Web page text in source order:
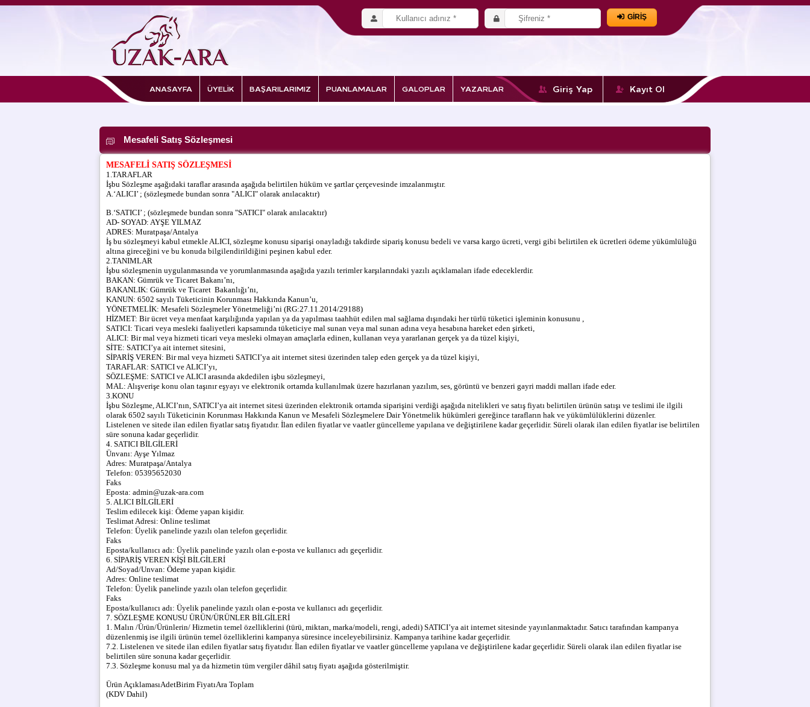
GİRİŞ
ANASAYFA ÜYELİK BAŞARILARIMIZ PUANLAMALAR GALOPLAR YAZARLAR Giriş Yap Kayıt Ol
Mesafeli Satış Sözleşmesi
MESAFELİ SATIŞ SÖZLEŞMESİ
1.TARAFLAR
İşbu Sözleşme aşağıdaki taraflar arasında aşağıda belirtilen hüküm ve şartlar çerçevesinde imzalanmıştır.
A.‘ALICI’ ; (sözleşmede bundan sonra "ALICI" olarak anılacaktır)
B.‘SATICI’ ; (sözleşmede bundan sonra "SATICI" olarak anılacaktır)
AD- SOYAD: AYŞE YILMAZ
ADRES: Muratpaşa/Antalya
İş bu sözleşmeyi kabul etmekle ALICI, sözleşme konusu siparişi onayladığı takdirde sipariş konusu bedeli ve varsa kargo ücreti, vergi gibi belirtilen ek ücretleri ödeme yükümlülüğü
altına gireceğini ve bu konuda bilgilendirildiğini peşinen kabul eder.
2.TANIMLAR
İşbu sözleşmenin uygulanmasında ve yorumlanmasında aşağıda yazılı terimler karşılarındaki yazılı açıklamaları ifade edeceklerdir.
BAKAN: Gümrük ve Ticaret Bakanı’nı,
BAKANLIK: Gümrük ve Ticaret Bakanlığı’nı,
KANUN: 6502 sayılı Tüketicinin Korunması Hakkında Kanun’u,
YÖNETMELİK: Mesafeli Sözleşmeler Yönetmeliği’ni (RG:27.11.2014/29188)
HİZMET: Bir ücret veya menfaat karşılığında yapılan ya da yapılması taahhüt edilen mal sağlama dışındaki her türlü tüketici işleminin konusunu ,
SATICI: Ticari veya mesleki faaliyetleri kapsamında tüketiciye mal sunan veya mal sunan adına veya hesabına hareket eden şirketi,
ALICI: Bir mal veya hizmeti ticari veya mesleki olmayan amaçlarla edinen, kullanan veya yararlanan gerçek ya da tüzel kişiyi,
SİTE: SATICI’ya ait internet sitesini,
SİPARİŞ VEREN: Bir mal veya hizmeti SATICI’ya ait internet sitesi üzerinden talep eden gerçek ya da tüzel kişiyi,
TARAFLAR: SATICI ve ALICI’yı,
SÖZLEŞME: SATICI ve ALICI arasında akdedilen işbu sözleşmeyi,
MAL: Alışverişe konu olan taşınır eşyayı ve elektronik ortamda kullanılmak üzere hazırlanan yazılım, ses, görüntü ve benzeri gayri maddi malları ifade eder.
3.KONU
İşbu Sözleşme, ALICI’nın, SATICI’ya ait internet sitesi üzerinden elektronik ortamda siparişini verdiği aşağıda nitelikleri ve satış fiyatı belirtilen ürünün satışı ve teslimi ile ilgili
olarak 6502 sayılı Tüketicinin Korunması Hakkında Kanun ve Mesafeli Sözleşmelere Dair Yönetmelik hükümleri gereğince tarafların hak ve yükümlülüklerini düzenler.
Listelenen ve sitede ilan edilen fiyatlar satış fiyatıdır. İlan edilen fiyatlar ve vaatler güncelleme yapılana ve değiştirilene kadar geçerlidir. Süreli olarak ilan edilen fiyatlar ise belirtilen
süre sonuna kadar geçerlidir.
4. SATICI BİLGİLERİ
Ünvanı: Ayşe Yılmaz
Adres: Muratpaşa/Antalya
Telefon: 05395652030
Faks
Eposta: admin@uzak-ara.com
5. ALICI BİLGİLERİ
Teslim edilecek kişi: Ödeme yapan kişidir.
Teslimat Adresi: Online teslimat
Telefon: Üyelik panelinde yazılı olan telefon geçerlidir.
Faks
Eposta/kullanıcı adı: Üyelik panelinde yazılı olan e-posta ve kullanıcı adı geçerlidir.
6. SİPARİŞ VEREN KİŞİ BİLGİLERİ
Ad/Soyad/Unvan: Ödeme yapan kişidir.
Adres: Online teslimat
Telefon: Üyelik panelinde yazılı olan telefon geçerlidir.
Faks
Eposta/kullanıcı adı: Üyelik panelinde yazılı olan e-posta ve kullanıcı adı geçerlidir.
7. SÖZLEŞME KONUSU ÜRÜN/ÜRÜNLER BİLGİLERİ
1. Malın /Ürün/Ürünlerin/ Hizmetin temel özelliklerini (türü, miktarı, marka/modeli, rengi, adedi) SATICI’ya ait internet sitesinde yayınlanmaktadır. Satıcı tarafından kampanya
düzenlenmiş ise ilgili ürünün temel özelliklerini kampanya süresince inceleyebilirsiniz. Kampanya tarihine kadar geçerlidir.
7.2. Listelenen ve sitede ilan edilen fiyatlar satış fiyatıdır. İlan edilen fiyatlar ve vaatler güncelleme yapılana ve değiştirilene kadar geçerlidir. Süreli olarak ilan edilen fiyatlar ise
belirtilen süre sonuna kadar geçerlidir.
7.3. Sözleşme konusu mal ya da hizmetin tüm vergiler dâhil satış fiyatı aşağıda gösterilmiştir.
Ürün AçıklamasıAdetBirim FiyatıAra Toplam
(KDV Dahil)